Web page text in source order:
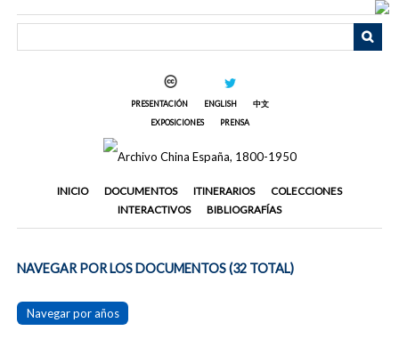
PRESENTACIÓN ENGLISH
中文
EXPOSICIONES
PRENSA
INICIO DOCUMENTOS ITINERARIOS
COLECCIONES
INTERACTIVOS
BIBLIOGRAFÍAS
NAVEGAR POR LOS DOCUMENTOS (32 TOTAL)
Navegar por años